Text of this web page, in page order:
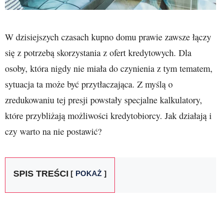
W dzisiejszych czasach kupno domu prawie zawsze łączy
się z potrzebą skorzystania z ofert kredytowych. Dla
osoby, która nigdy nie miała do czynienia z tym tematem,
sytuacja ta może być przytłaczająca. Z myślą o
zredukowaniu tej presji powstały specjalne kalkulatory,
które przybliżają możliwości kredytobiorcy. Jak działają i
czy warto na nie postawić?
SPIS TREŚCI POKAŻ